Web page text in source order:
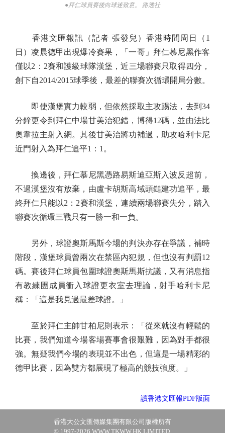
●拜仁球員賽後向球迷致意。 路透社
香港文匯報訊（記者 張發兒）香港時間周日（1
日）凌晨德甲出現爆冷賽果，「一哥」拜仁慕尼黑作客
僅以2：2賽和護級球隊漢堡，近三場聯賽只取得四分，
創下自2014/2015球季後，最差的聯賽次循環開局分數。
即使漢堡實力較弱，但依然採取主攻踢法，去到34
分鐘更令到拜仁中場甘美治犯錯，博得12碼，並由法比
奧韋拉主射入網。其後甘美治將功補過，助攻哈利卡尼
近門射入為拜仁追平1：1。
換邊後，拜仁慕尼黑憑路易斯迪亞斯入波反超前，
不過漢堡沒有放棄，由盧卡胡斯高域頭鎚建功追平，最
終拜仁只能以2：2賽和漢堡，連續兩場聯賽失分，踏入
聯賽次循環三戰只有一勝一和一負。
另外，球證奧斯馬斯今場的判決亦存在爭議，補時
階段，漢堡球員曾兩次在禁區內犯規，但也沒有判罰12
碼。賽後拜仁球員包圍球證奧斯馬斯抗議，又有消息指
有教練團成員衝入球證更衣室去理論，射手哈利卡尼
稱：「這是我見過最差球證。」
至於拜仁主帥甘柏尼則表示：「從來就沒有輕鬆的
比賽，我們知道今場客場賽事會很艱難，因為對手都很
強。無疑我們今場的表現並不出色，但這是一場精彩的
德甲比賽，因為雙方都展現了極高的競技強度。」
讀香港文匯報PDF版面
香港大公文匯傳媒集團有限公司版權所有
© 1997-2026 WWW.TKWW.HK LIMITED.